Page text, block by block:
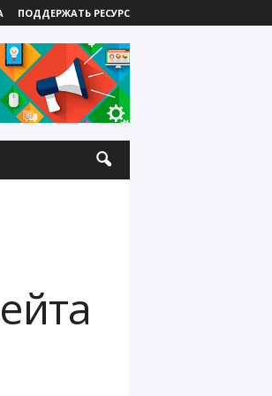
ПОДДЕРЖАТЬ РЕСУРС